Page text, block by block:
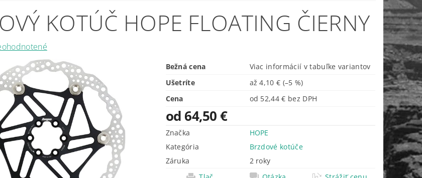
KOTÚČ HOPE FLOATING ČIERNY
Bežná cena
Viac informácií v tabuľke variantov
Ušetríte
až4,10 € (–5 %)
Cena
od 52,44 € bez DPH
od 64,50 €
Značka
HOPE
Kategória
Brzdové kotúče
Záruka
2 roky